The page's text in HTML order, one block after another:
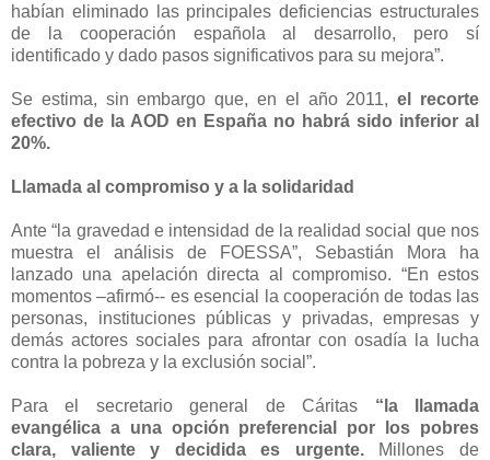
habían eliminado las principales deficiencias estructurales
de la cooperación española al desarrollo, pero sí
identificado y dado pasos significativos para su mejora”.
Se estima, sin embargo que, en el año 2011,el recorte
efectivo de la AOD en España no habrá sido inferior al
20%.
Llamada al compromiso y a la solidaridad
Ante “la gravedad e intensidad de la realidad social que nos
muestra el análisis de FOESSA”, Sebastián Mora ha
lanzado una apelación directa al compromiso. “En estos
momentos –afirmó-- es esencial la cooperación de todas las
personas, instituciones públicas y privadas, empresas y
demás actores sociales para afrontar con osadía la lucha
contra la pobreza y la exclusión social”.
Para el secretario general de Cáritas “la llamada
evangélica a una opción preferencial por los pobres
clara, valiente y decidida es urgente.Millones de